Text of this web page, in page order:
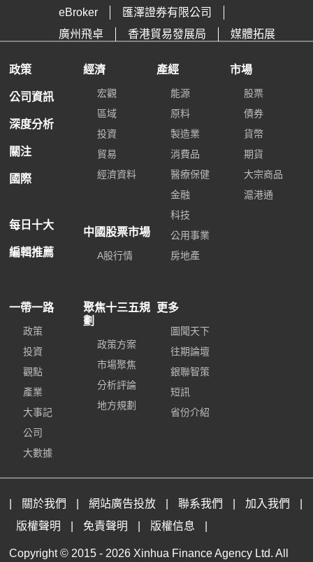
eBroker
匯澤證券有限公司
廣州飛卓
香港貿易發展局 媒體拓展
政策
公司資訊
深度分析
關注
國際
每日十大
編輯推薦
經濟
宏觀
區域
投資
貿易
經濟資料
中國股票市場
A股行情
產經
能源
原料
製造業
消費品
醫療保健
金融
科技
公用事業
房地產
市場
股票
債券
貨幣
期貨
大宗商品
滬港通
一帶一路
政策
投資
觀點
產業
大事記
公司
大數據
聚焦十三五規
劃
政策方案
市場聚焦
分析評論
地方規劃
更多
圖聞天下
往期論壇
銀聯智策
短訊
省份介紹
關於我們 網站廣告投放 聯系我們 加入我們
版權聲明
免責聲明 版權信息
Copyright © 2015 - 2026 Xinhua Finance Agency Ltd. All